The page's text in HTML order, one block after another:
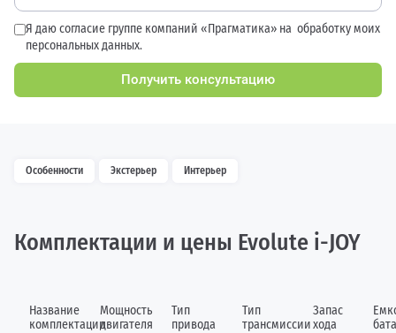
Я даю согласие группе компаний «Прагматика» на обработку моих
персональных данных.
Получить консультацию
Особенности Экстерьер Интерьер
Комплектации и цены Evolute i-JOY
Название
комплектации
Мощность
двигателя
Тип
привода
Тип
трансмиссии
Запас
хода